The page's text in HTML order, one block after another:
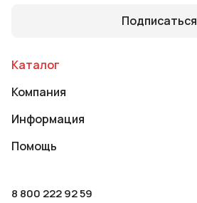
Подписаться
Каталог
Компания
Информация
Помощь
8 800 222 92 59